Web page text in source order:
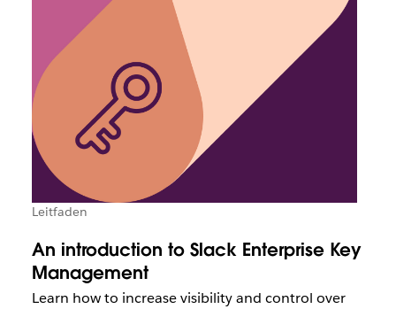
Leitfaden
An introduction to Slack Enterprise Key
Management
Learn how to increase visibility and control over